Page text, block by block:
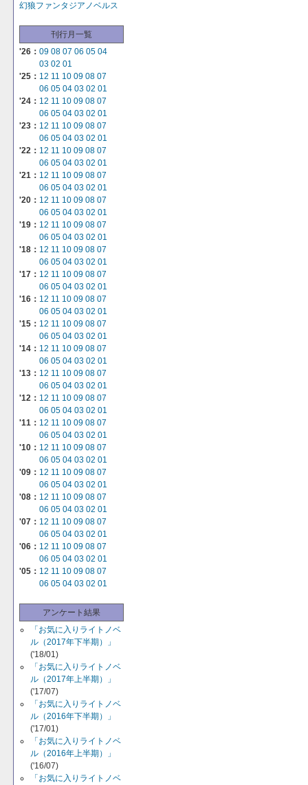
幻狼ファンタジアノベルス
刊行月一覧
'26： 09 08 07 06 05 04
03 02 01
'25： 12 11 10 09 08 07
06 05 04 03 02 01
'24： 12 11 10 09 08 07
06 05 04 03 02 01
'23： 12 11 10 09 08 07
06 05 04 03 02 01
'22： 12 11 10 09 08 07
06 05 04 03 02 01
'21： 12 11 10 09 08 07
06 05 04 03 02 01
'20： 12 11 10 09 08 07
06 05 04 03 02 01
'19： 12 11 10 09 08 07
06 05 04 03 02 01
'18： 12 11 10 09 08 07
06 05 04 03 02 01
'17： 12 11 10 09 08 07
06 05 04 03 02 01
'16： 12 11 10 09 08 07
06 05 04 03 02 01
'15： 12 11 10 09 08 07
06 05 04 03 02 01
'14： 12 11 10 09 08 07
06 05 04 03 02 01
'13： 12 11 10 09 08 07
06 05 04 03 02 01
'12： 12 11 10 09 08 07
06 05 04 03 02 01
'11： 12 11 10 09 08 07
06 05 04 03 02 01
'10： 12 11 10 09 08 07
06 05 04 03 02 01
'09： 12 11 10 09 08 07
06 05 04 03 02 01
'08： 12 11 10 09 08 07
06 05 04 03 02 01
'07： 12 11 10 09 08 07
06 05 04 03 02 01
'06： 12 11 10 09 08 07
06 05 04 03 02 01
'05： 12 11 10 09 08 07
06 05 04 03 02 01
アンケート結果
「お気に入りライトノベ
ル（2017年下半期）」
('18/01)
「お気に入りライトノベ
ル（2017年上半期）」
('17/07)
「お気に入りライトノベ
ル（2016年下半期）」
('17/01)
「お気に入りライトノベ
ル（2016年上半期）」
('16/07)
「お気に入りライトノベ